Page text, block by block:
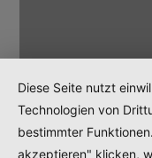
Diese Seite nutzt
Technologien von
bestimmter
akzeptieren" klicken,